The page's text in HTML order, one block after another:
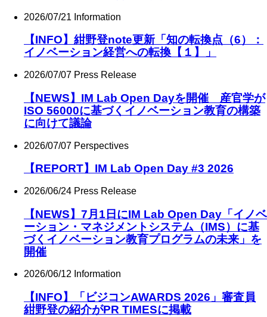
2026/07/21 Information
【INFO】紺野登note更新「知の転換点（6）：
イノベーション経営への転換【１】」
2026/07/07 Press Release
【NEWS】IM Lab Open Dayを開催 産官学が
ISO 56000に基づくイノベーション教育の構築
に向けて議論
2026/07/07 Perspectives
【REPORT】IM Lab Open Day #3 2026
2026/06/24 Press Release
【NEWS】7月1日にIM Lab Open Day「イノベ
ーション・マネジメントシステム（IMS）に基
づくイノベーション教育プログラムの未来」を
開催
2026/06/12 Information
【INFO】「ビジコンAWARDS 2026」審査員
紺野登の紹介がPR TIMESに掲載